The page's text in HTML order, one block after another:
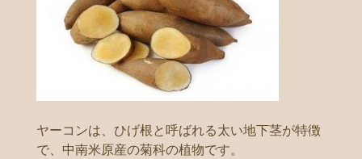
ヤーコンは、ひげ根と呼ばれる太い地下茎が特徴
で、中南米原産の菊科の植物です。